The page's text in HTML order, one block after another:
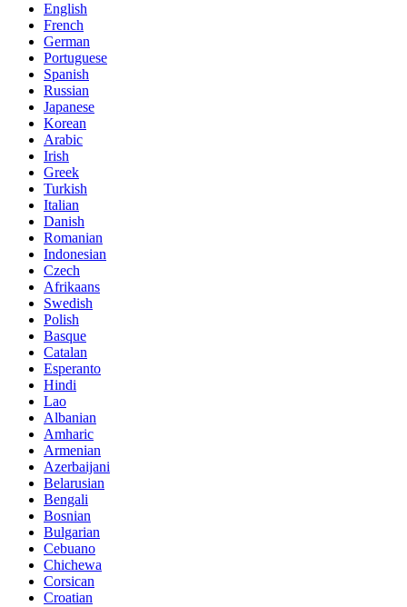
English
French
German
Portuguese
Spanish
Russian
Japanese
Korean
Arabic
Irish
Greek
Turkish
Italian
Danish
Romanian
Indonesian
Czech
Afrikaans
Swedish
Polish
Basque
Catalan
Esperanto
Hindi
Lao
Albanian
Amharic
Armenian
Azerbaijani
Belarusian
Bengali
Bosnian
Bulgarian
Cebuano
Chichewa
Corsican
Croatian